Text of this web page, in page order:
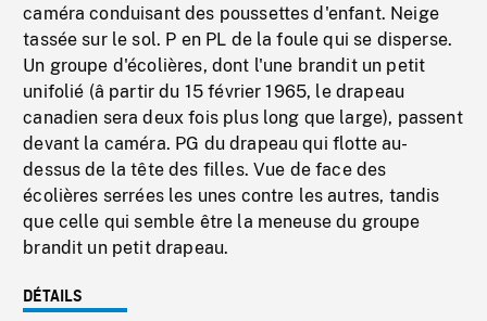
caméra conduisant des poussettes d'enfant. Neige
tassée sur le sol. P en PL de la foule qui se disperse.
Un groupe d'écolières, dont l'une brandit un petit
unifolié (â partir du 15 février 1965, le drapeau
canadien sera deux fois plus long que large), passent
devant la caméra. PG du drapeau qui flotte au-
dessus de la tête des filles. Vue de face des
écolières serrées les unes contre les autres, tandis
que celle qui semble être la meneuse du groupe
brandit un petit drapeau.
DÉTAILS